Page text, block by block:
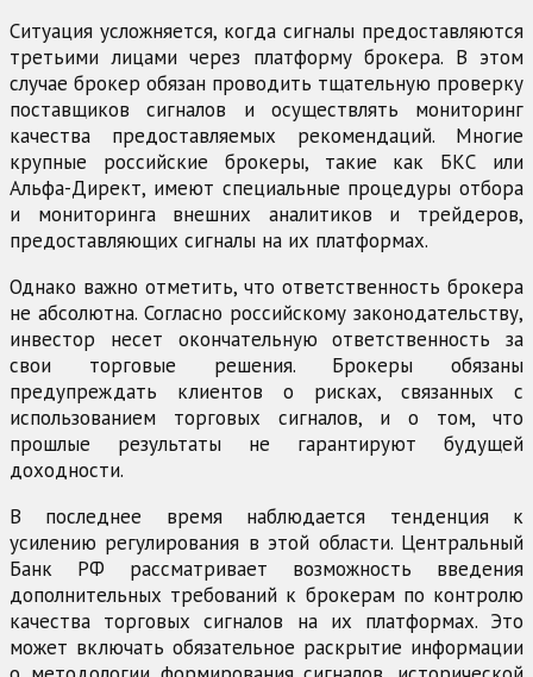
Ситуация усложняется, когда сигналы предоставляются
третьими лицами через платформу брокера. В этом
случае брокер обязан проводить тщательную проверку
поставщиков сигналов и осуществлять мониторинг
качества предоставляемых рекомендаций. Многие
крупные российские брокеры, такие как БКС или
Альфа-Директ, имеют специальные процедуры отбора
и мониторинга внешних аналитиков и трейдеров,
предоставляющих сигналы на их платформах.
Однако важно отметить, что ответственность брокера
не абсолютна. Согласно российскому законодательству,
инвестор несет окончательную ответственность за
свои торговые решения. Брокеры обязаны
предупреждать клиентов о рисках, связанных с
использованием торговых сигналов, и о том, что
прошлые результаты не гарантируют будущей
доходности.
В последнее время наблюдается тенденция к
усилению регулирования в этой области. Центральный
Банк РФ рассматривает возможность введения
дополнительных требований к брокерам по контролю
качества торговых сигналов на их платформах. Это
может включать обязательное раскрытие информации